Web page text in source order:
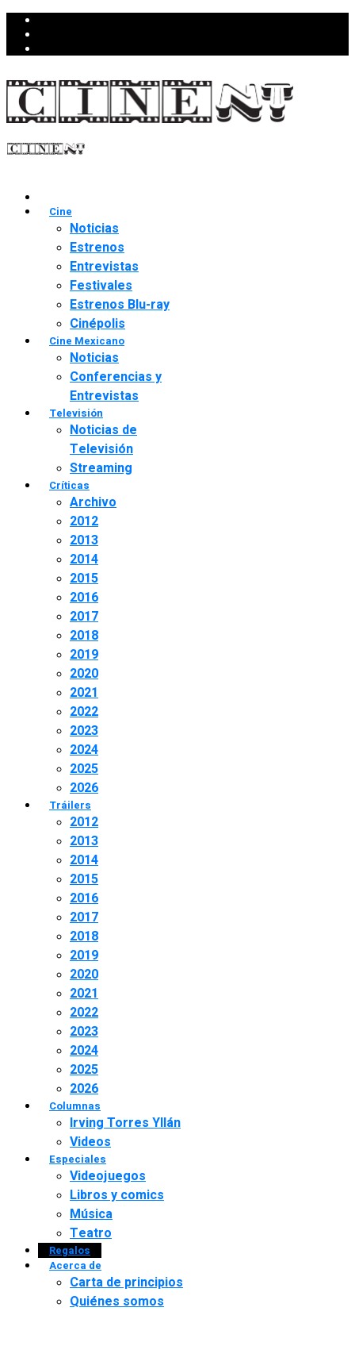
Cine
Noticias
Estrenos
Entrevistas
Festivales
Estrenos Blu-ray
Cinépolis
Cine Mexicano
Noticias
Conferencias y
Entrevistas
Televisión
Noticias de
Televisión
Streaming
Críticas
Archivo
2012
2013
2014
2015
2016
2017
2018
2019
2020
2021
2022
2023
2024
2025
2026
Tráilers
2012
2013
2014
2015
2016
2017
2018
2019
2020
2021
2022
2023
2024
2025
2026
Columnas
Irving Torres Yllán
Videos
Especiales
Videojuegos
Libros y comics
Música
Teatro
Regalos
Acerca de
Carta de principios
Quiénes somos